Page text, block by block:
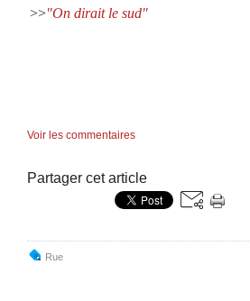
>>"On dirait le sud"
Voir les commentaires
Partager cet article
Rue